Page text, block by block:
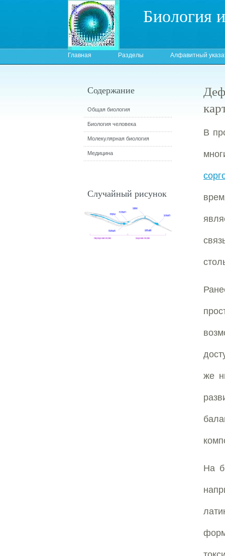
Биология
Главная Разделы Алфавитный
В
же
На
Содержание
Общая биология
Биология человека
Молекулярная биология
Медицина
Случайный рисунок